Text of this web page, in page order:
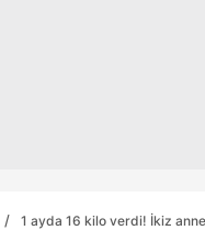
1 ayda 16 kilo verdi! İkiz